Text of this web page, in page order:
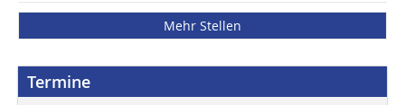
Mehr Stellen
Termine